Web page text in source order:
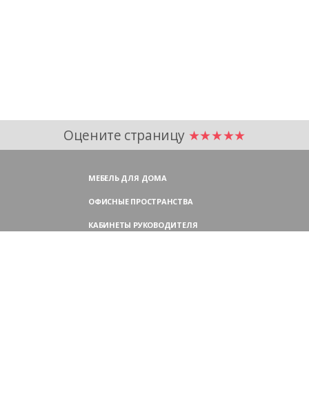
Оцените страницу ★★★★★
МЕБЕЛЬ ДЛЯ ДОМА
ОФИСНЫЕ ПРОСТРАНСТВА
КАБИНЕТЫ РУКОВОДИТЕЛЯ